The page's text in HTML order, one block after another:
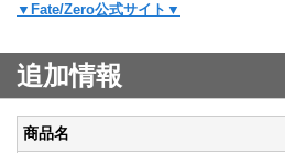
▼Fate/Zero公式サイト▼
追加情報
商品名